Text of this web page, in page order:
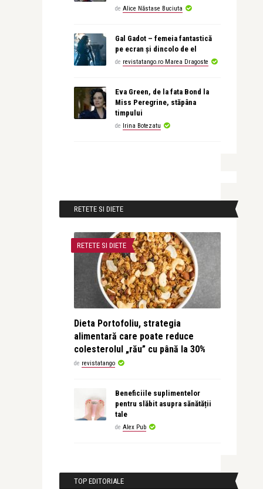
de Alice Năstase Buciuta
Gal Gadot – femeia fantastică
pe ecran și dincolo de el
de revistatango.ro Marea Dragoste
Eva Green, de la fata Bond la
Miss Peregrine, stăpâna
timpului
de Irina Botezatu
RETETE SI DIETE
RETETE SI DIETE
Dieta Portofoliu, strategia
alimentară care poate reduce
colesterolul „rău” cu până la 30%
de revistatango
Beneficiile suplimentelor
pentru slăbit asupra sănătății
tale
de Alex Pub
TOP EDITORIALE